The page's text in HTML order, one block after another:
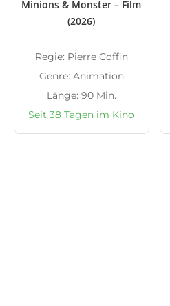
Minions & Monster – Film
(2026)
Regie: Pierre Coffin
Genre: Animation
Länge: 90 Min.
Seit 38 Tagen im Kino